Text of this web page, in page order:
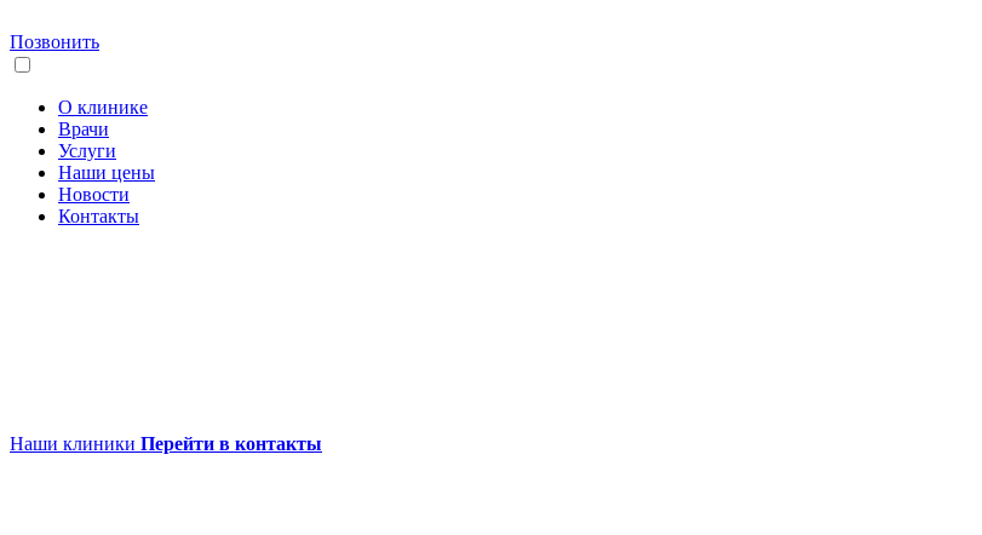
Позвонить
О клинике
Врачи
Услуги
Наши цены
Новости
Контакты
Наши клиники Перейти в контакты